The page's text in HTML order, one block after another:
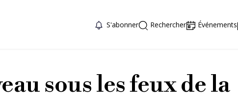
S'abonner Rechercher Événements
sous les feux de la